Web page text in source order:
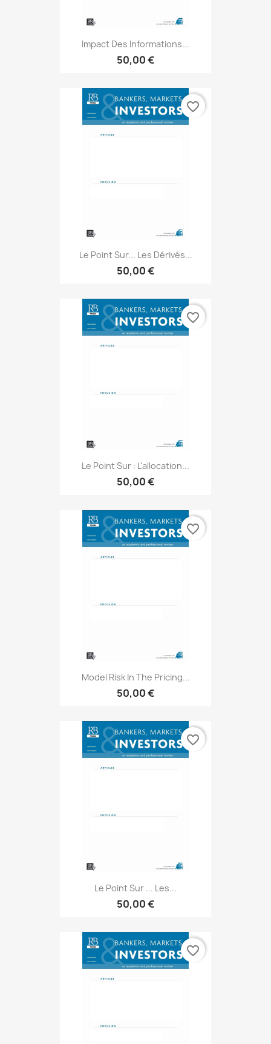
Impact Des Informations...
50,00 €
Le Point Sur... Les Dérivés...
50,00 €
favorite_border
Le Point Sur : L'allocation...
50,00 €
favorite_border
Model Risk In The Pricing...
50,00 €
favorite_border
Le Point Sur ... Les...
50,00 €
favorite_border
favorite_border